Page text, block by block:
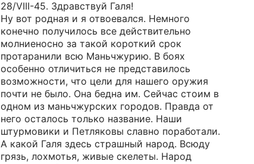
28/VIII-45. Здравствуй Галя!
Ну вот родная и я отвоевался. Немного
конечно получилось все действительно
молниеносно за такой короткий срок
протаранили всю Маньчжурию. В боях
особенно отличиться не представилось
возможности, что цели для нашего оружия
почти не было. Она бедна им. Сейчас стоим в
одном из маньчжурских городов. Правда от
него осталось только название. Наши
штурмовики и Петляковы славно поработали.
А какой Галя здесь страшный народ. Всюду
грязь, лохмотья, живые скелеты. Народ